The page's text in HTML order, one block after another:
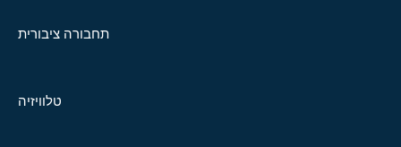
תחבורה ציבורית
טלוויזיה